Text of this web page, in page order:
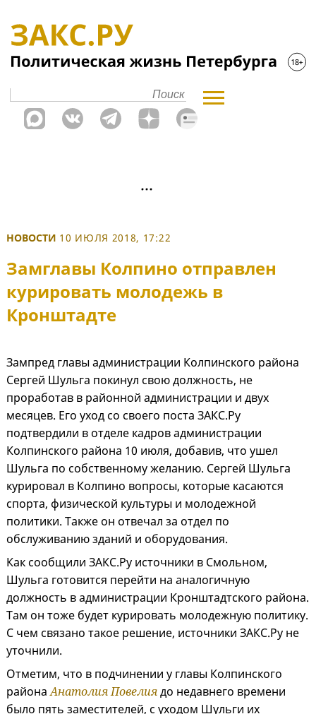
НОВОСТИ 10 ИЮЛЯ 2018, 17:22
Замглавы Колпино отправлен
курировать молодежь в
Кронштадте
Зампред главы администрации Колпинского района
Сергей Шульга покинул свою должность, не
проработав в районной администрации и двух
месяцев. Его уход со своего поста ЗАКС.Ру
подтвердили в отделе кадров администрации
Колпинского района 10 июля, добавив, что ушел
Шульга по собственному желанию. Сергей Шульга
курировал в Колпино вопросы, которые касаются
спорта, физической культуры и молодежной
политики. Также он отвечал за отдел по
обслуживанию зданий и оборудования.
Как сообщили ЗАКС.Ру источники в Смольном,
Шульга готовится перейти на аналогичную
должность в администрации Кронштадтского района.
Там он тоже будет курировать молодежную политику.
С чем связано такое решение, источники ЗАКС.Ру не
уточнили.
Отметим, что в подчинении у главы Колпинского
районаАнатолия Повелиядо недавнего времени
было пять заместителей, с уходом Шульги их